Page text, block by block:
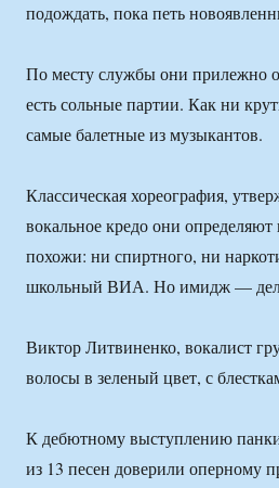
подождать, пока петь
По месту службы они прилежно
есть сольные партии. Как ни
самые балетные из музыкантов.
Классическая хореография,
вокальное кредо они
похожи: ни спиртного, ни
школьный ВИА. Но имидж —
Виктор Литвиненко, вокалист
волосы в зеленый цвет, с
К дебютному выступлению
из 13 песен доверили оперному